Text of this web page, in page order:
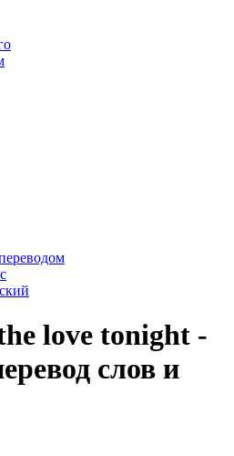
love tonight -
слов и